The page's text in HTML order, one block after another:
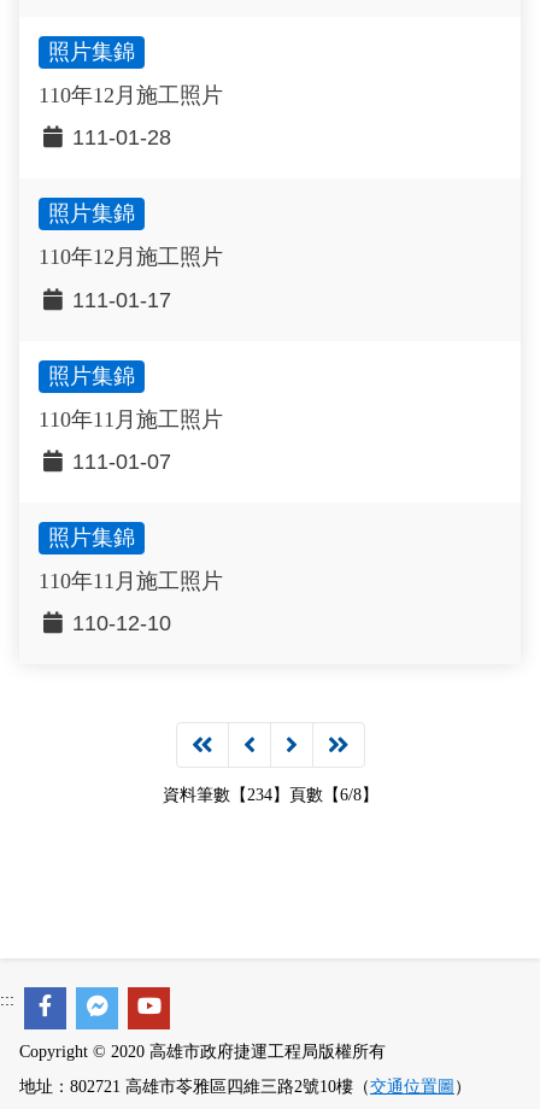
照片集錦
110年12月施工照片
111-01-28
照片集錦
110年12月施工照片
111-01-17
照片集錦
110年11月施工照片
111-01-07
照片集錦
110年11月施工照片
110-12-10
資料筆數【234】頁數【6/8】
:::
Copyright © 2020 高雄市政府捷運工程局版權所有
地址：802721 高雄市苓雅區四維三路2號10樓（交通位置圖 ）